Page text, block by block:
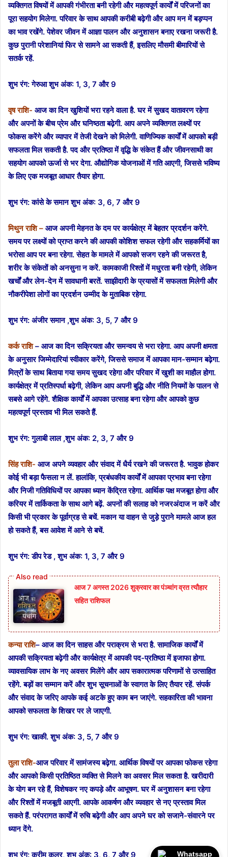
व्यक्तिगत विषयों में आपकी गंभीरता बनी रहेगी और महत्वपूर्ण कार्यों में परिजनों का
पूरा सहयोग मिलेगा. परिवार के साथ आपकी करीबी बढ़ेगी और आप मन में बड़प्पन
का भाव रखेंगे. पेशेवर जीवन में आज्ञा पालन और अनुशासन बनाए रखना जरूरी है.
कुछ पुरानी परेशानियां फिर से सामने आ सकती हैं, इसलिए मौसमी बीमारियों से
सतर्क रहें.
शुभ रंग: गेरुआशुभ अंक: 1, 3, 7 और 9
वृष राशि- आज का दिन खुशियों भरा रहने वाला है. घर में सुखद वातावरण रहेगा
और अपनों के बीच प्रेम और घनिष्ठता बढ़ेगी. आप अपने व्यक्तिगत लक्ष्यों पर
फोकस करेंगे और व्यापार में तेजी देखने को मिलेगी. वाणिज्यिक कार्यों में आपको बड़ी
सफलता मिल सकती है. पद और प्रतिष्ठा में वृद्धि के संकेत हैं और जीवनसाथी का
सहयोग आपको ऊर्जा से भर देगा. औद्योगिक योजनाओं में गति आएगी, जिससे भविष्य
के लिए एक मजबूत आधार तैयार होगा.
शुभ रंग: कांसे के समानशुभ अंक: 3, 6, 7 और 9
मिथुन राशि – आज अपनी मेहनत के दम पर कार्यक्षेत्र में बेहतर प्रदर्शन करेंगे.
समय पर लक्ष्यों को प्राप्त करने की आपकी कोशिश सफल रहेगी और सहकर्मियों का
भरोसा आप पर बना रहेगा. सेहत के मामले में आपको सजग रहने की जरूरत है,
शरीर के संकेतों को अनसुना न करें. कामकाजी रिश्तों में मधुरता बनी रहेगी, लेकिन
खर्चों और लेन-देन में सावधानी बरतें. साझीदारी के प्रयासों में सफलता मिलेगी और
नौकरीपेशा लोगों का प्रदर्शन उम्मीद के मुताबिक रहेगा.
शुभ रंग: अंजीर समान ,शुभ अंक: 3, 5, 7 और 9
कर्क राशि– आज का दिन सक्रियता और समन्वय से भरा रहेगा. आप अपनी क्षमता
के अनुसार जिम्मेदारियां स्वीकार करेंगे, जिससे समाज में आपका मान-सम्मान बढ़ेगा.
मित्रों के साथ बिताया गया समय सुखद रहेगा और परिवार में खुशी का माहौल होगा.
कार्यक्षेत्र में प्रतिस्पर्धा बढ़ेगी, लेकिन आप अपनी बुद्धि और नीति नियमों के पालन से
सबसे आगे रहेंगे. शैक्षिक कार्यों में आपका उत्साह बना रहेगा और आपको कुछ
महत्वपूर्ण प्रस्ताव भी मिल सकते हैं.
शुभ रंग: गुलाबी लाल ,शुभ अंक: 2, 3, 7 और 9
सिंह राशि- आज अपने व्यवहार और संवाद में धैर्य रखने की जरूरत है. भावुक होकर
कोई भी बड़ा फैसला न लें. हालांकि, प्रबंधकीय कार्यों में आपका प्रभाव बना रहेगा
और निजी गतिविधियों पर आपका ध्यान केंद्रित रहेगा. आर्थिक पक्ष मजबूत होगा और
करियर में तार्किकता के साथ आगे बढ़ें. अपनों की सलाह को नजरअंदाज न करें और
किसी भी प्रकार के पूर्वाग्रह से बचें. मकान या वाहन से जुड़े पुराने मामले आज हल
हो सकते हैं, बस आवेश में आने से बचें.
शुभ रंग: डीप रेड ,शुभ अंक: 1, 3, 7 और 9
आज 7 अगस्त 2026 शुक्रवार का पंञ्चांग व्रत त्यौहार
सहित राशिफल
कन्या राशि– आज का दिन साहस और पराक्रम से भरा है. सामाजिक कार्यों में
आपकी सक्रियता बढ़ेगी और कार्यक्षेत्र में आपकी पद-प्रतिष्ठा में इजाफा होगा.
व्यावसायिक लाभ के नए अवसर मिलेंगे और आप सकारात्मक परिणामों से उत्साहित
रहेंगे. बड़ों का सम्मान करें और शुभ सूचनाओं के स्वागत के लिए तैयार रहें. संपर्क
और संवाद के जरिए आपके कई अटके हुए काम बन जाएंगे. सहकारिता की भावना
आपको सफलता के शिखर पर ले जाएगी.
शुभ रंग: खाकी.शुभ अंक: 3, 5, 7 और 9
तुला राशि-आज परिवार में सामंजस्य बढ़ेगा. आर्थिक विषयों पर आपका फोकस रहेगा
और आपको किसी प्रतिष्ठित व्यक्ति से मिलने का अवसर मिल सकता है. खरीदारी
के योग बन रहे हैं, विशेषकर नए कपड़े और आभूषण. घर में अनुशासन बना रहेगा
और रिश्तों में मजबूती आएगी. आपके आकर्षण और व्यवहार से नए प्रस्ताव मिल
सकते हैं. परंपरागत कार्यों में रुचि बढ़ेगी और आप अपने घर को सजाने-संवारने पर
ध्यान देंगे.
शुभ रंग: क्रीम कलर,शुभ अंक: 3, 6, 7 और 9 Whatsapp